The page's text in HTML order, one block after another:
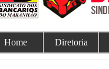
Home Diretoria